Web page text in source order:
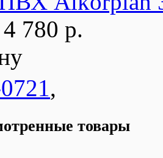
4 780 р.
,
товары